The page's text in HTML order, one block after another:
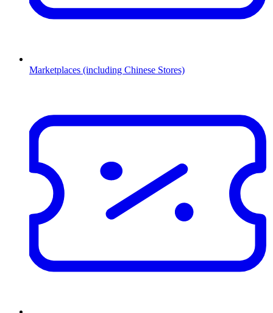
Marketplaces (including Chinese Stores)